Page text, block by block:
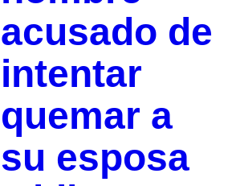
acusado de
intentar
quemar a
su esposa